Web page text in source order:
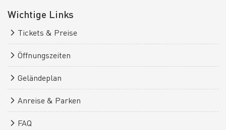
Wichtige Links
Tickets & Preise
Öffnungszeiten
Geländeplan
Anreise & Parken
FAQ